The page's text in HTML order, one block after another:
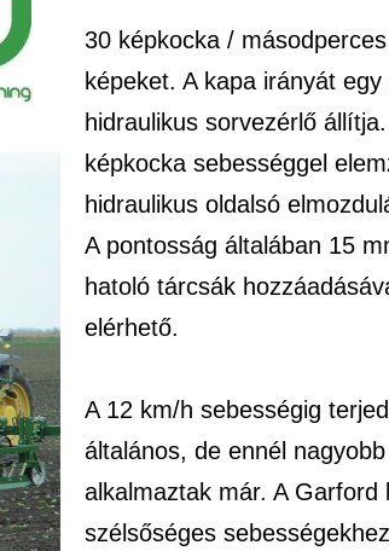
30 képkocka /
képeket. A kapa irányát
hidraulikus sorvezérlő
képkocka sebességgel
hidraulikus oldalsó
A pontosság általában 15
hatoló tárcsák
elérhető.
A 12 km/h sebességig
általános, de ennél
alkalmaztak már. A
szélsőséges